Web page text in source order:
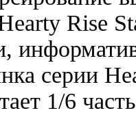
Rise
серии
1/6